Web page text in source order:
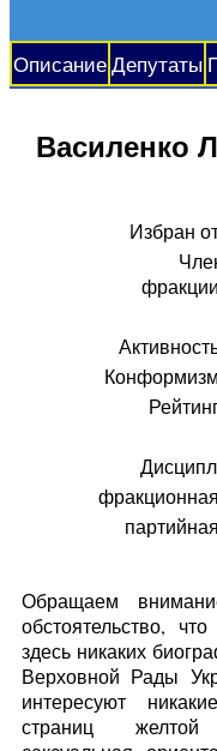
Описание Депутаты
Василенко
Избран
Обращаем
обстоятельство,
здесь никаких
Верховной Рады
интересуют
страниц желтой